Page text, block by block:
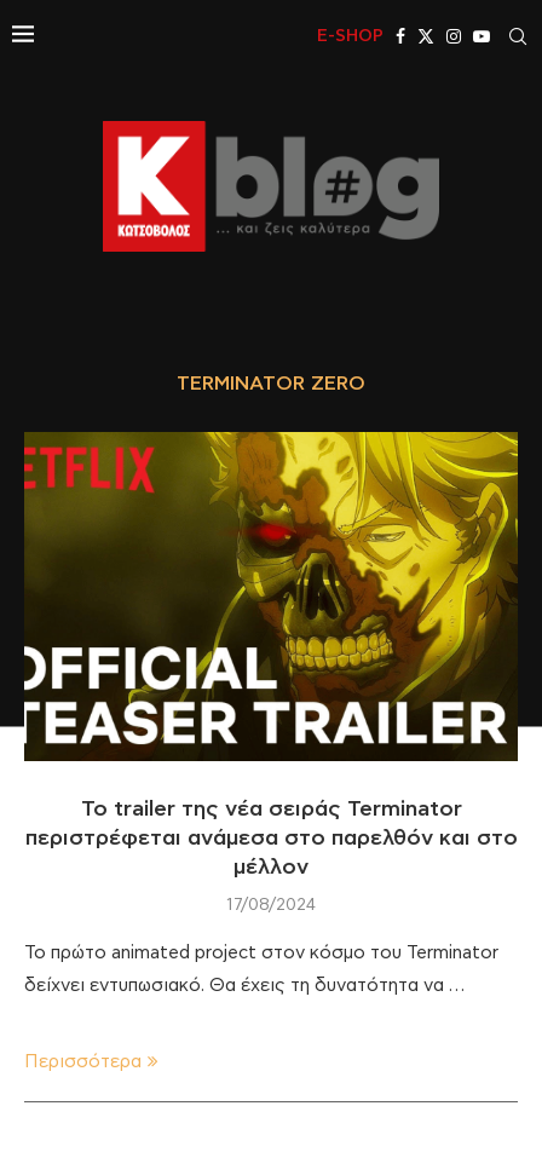
E-SHOP
TERMINATOR ZERO
To trailer της νέα σειράς Terminator
περιστρέφεται ανάμεσα στο παρελθόν και στο
μέλλον
17/08/2024
Το πρώτο animated project στον κόσμο του Terminator
δείχνει εντυπωσιακό. Θα έχεις τη δυνατότητα να …
Περισσότερα